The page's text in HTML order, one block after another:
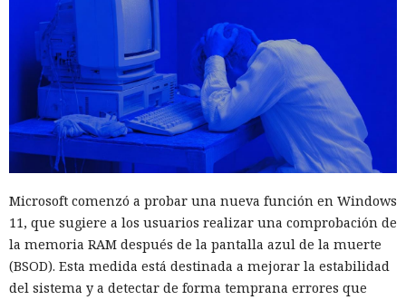
Microsoft comenzó a probar una nueva función en Windows
11, que sugiere a los usuarios realizar una comprobación de
la memoria RAM después de la pantalla azul de la muerte
(BSOD). Esta medida está destinada a mejorar la estabilidad
del sistema y a detectar de forma temprana errores que